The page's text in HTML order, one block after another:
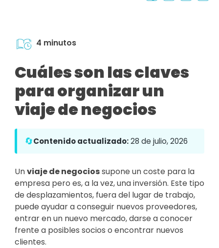
4 minutos
Cuáles son las claves
para organizar un
viaje de negocios
🔄Contenido actualizado:28 de julio, 2026
Unviaje de negociossupone un coste para la
empresa pero es, a la vez, una inversión. Este tipo
de desplazamientos, fuera del lugar de trabajo,
puede ayudar a conseguir nuevos proveedores,
entrar en un nuevo mercado, darse a conocer
frente a posibles socios o encontrar nuevos
clientes.